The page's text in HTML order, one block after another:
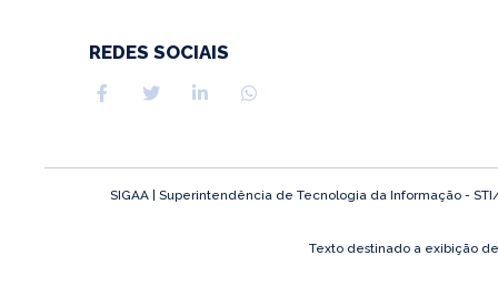
REDES SOCIAIS
SIGAA | Superintendência de Tecnologia da Informação -
Texto destinado a exibição